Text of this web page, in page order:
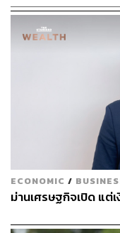
ปฏิรูปเชิงโครงสร้าง”
โดยธนาคารโลกยังไ
ยาว เพื่อค้นหาว่า ปร
เป็นประเทศรายได้สูง
โดยพบว่าไทยจะต้อง
สำหรับสูตร (Recipe)
ยาวเพื่อก้าวสู่การเป็
โครงสร้าง การคิดล่ว
เรื่องง่าย แต่สามารถ
ECONOMIC /
ม่านเศรษฐกิจเปิด แต่